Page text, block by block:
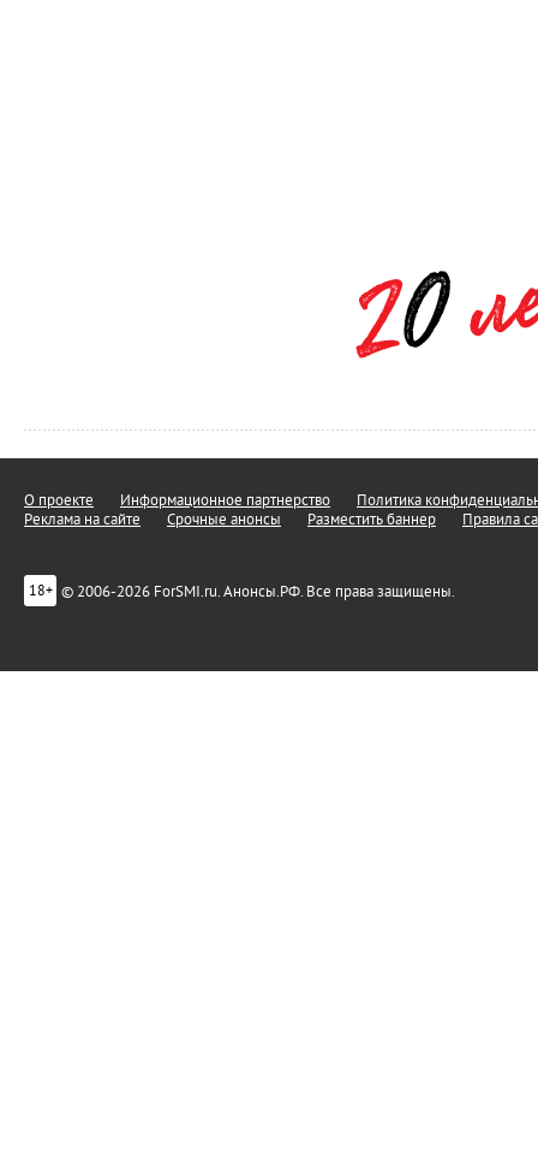
О проекте Информационное партнерство
Политика
Реклама на сайте
Срочные анонсы Разместить баннер Правила
18+ © 2006-2026 ForSMI.ru. Анонсы.РФ. Все права защищены.